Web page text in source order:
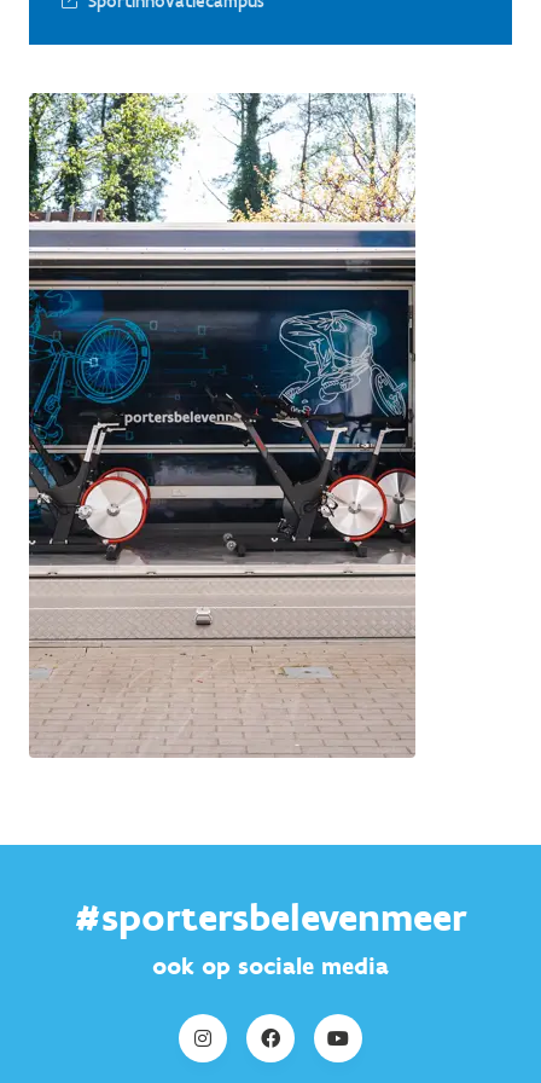
#sportersbelevenmeer
ook op sociale media